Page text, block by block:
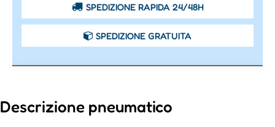
SPEDIZIONE RAPIDA 24/48H
SPEDIZIONE GRATUITA
Descrizione pneumatico